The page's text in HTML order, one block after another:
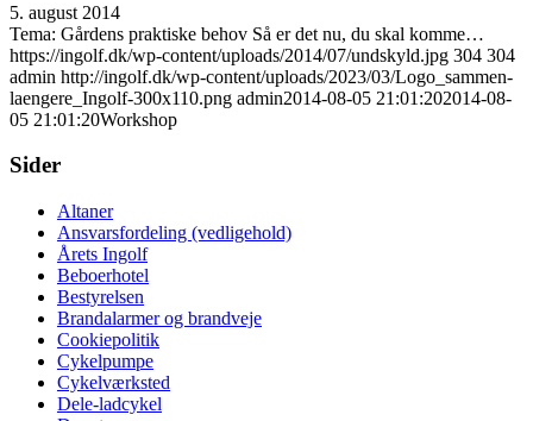
5. august 2014
Tema: Gårdens praktiske behov Så er det nu, du skal komme…
https://ingolf.dk/wp-content/uploads/2014/07/undskyld.jpg 304 304
admin http://ingolf.dk/wp-content/uploads/2023/03/Logo_sammen-
laengere_Ingolf-300x110.png admin2014-08-05 21:01:202014-08-
05 21:01:20Workshop
Sider
Altaner
Ansvarsfordeling (vedligehold)
Årets Ingolf
Beboerhotel
Bestyrelsen
Brandalarmer og brandveje
Cookiepolitik
Cykelpumpe
Cykelværksted
Dele-ladcykel